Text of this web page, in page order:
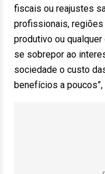
fiscais ou reajustes
profissionais,
produtivo ou
se sobrepor ao
sociedade o custo
benefícios a poucos”,